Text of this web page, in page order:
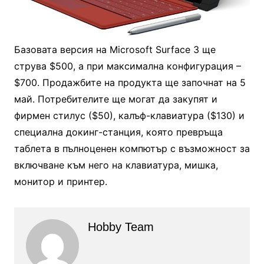
Базовата версия на Microsoft Surface 3 ще
струва $500, а при максимална конфигурация –
$700. Продажбите на продукта ще започнат на 5
май. Потребителите ще могат да закупят и
фирмен стилус ($50), калъф-клавиатура ($130) и
специална докинг-станция, която превръща
таблета в пълноценен компютър с възможност за
включване към него на клавиатура, мишка,
монитор и принтер.
Hobby Team